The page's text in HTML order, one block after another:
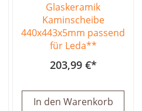
Glaskeramik
Kaminscheibe
440x443x5mm passend
für Leda**
203,99 €
In den Warenkorb